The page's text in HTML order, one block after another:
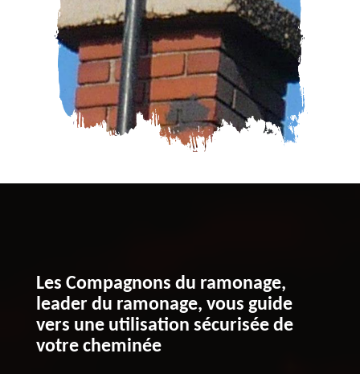
Les Compagnons du ramonage,
leader du ramonage, vous guide
vers une utilisation sécurisée de
votre cheminée